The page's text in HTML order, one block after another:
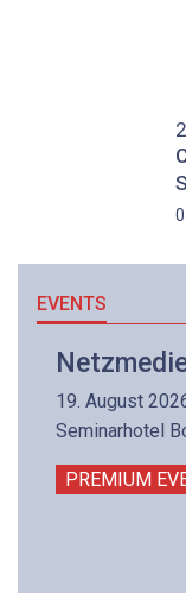
EVENTS
19. August
Seminarhotel
PREMIUM